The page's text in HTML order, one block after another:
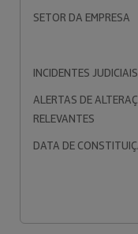
SETOR DA EMPRESA
INCIDENTES JUDICIAIS
ALERTAS DE
RELEVANTES
DATA DE